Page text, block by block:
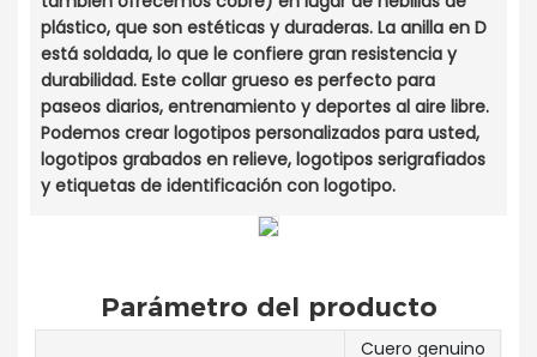
plástico, que son estéticas y duraderas. La anilla en D
está soldada, lo que le confiere gran resistencia y
durabilidad. Este collar grueso es perfecto para
paseos diarios, entrenamiento y deportes al aire libre.
Podemos crear logotipos personalizados para usted,
logotipos grabados en relieve, logotipos serigrafiados
y etiquetas de identificación con logotipo.
Parámetro del producto
Cuero genuino